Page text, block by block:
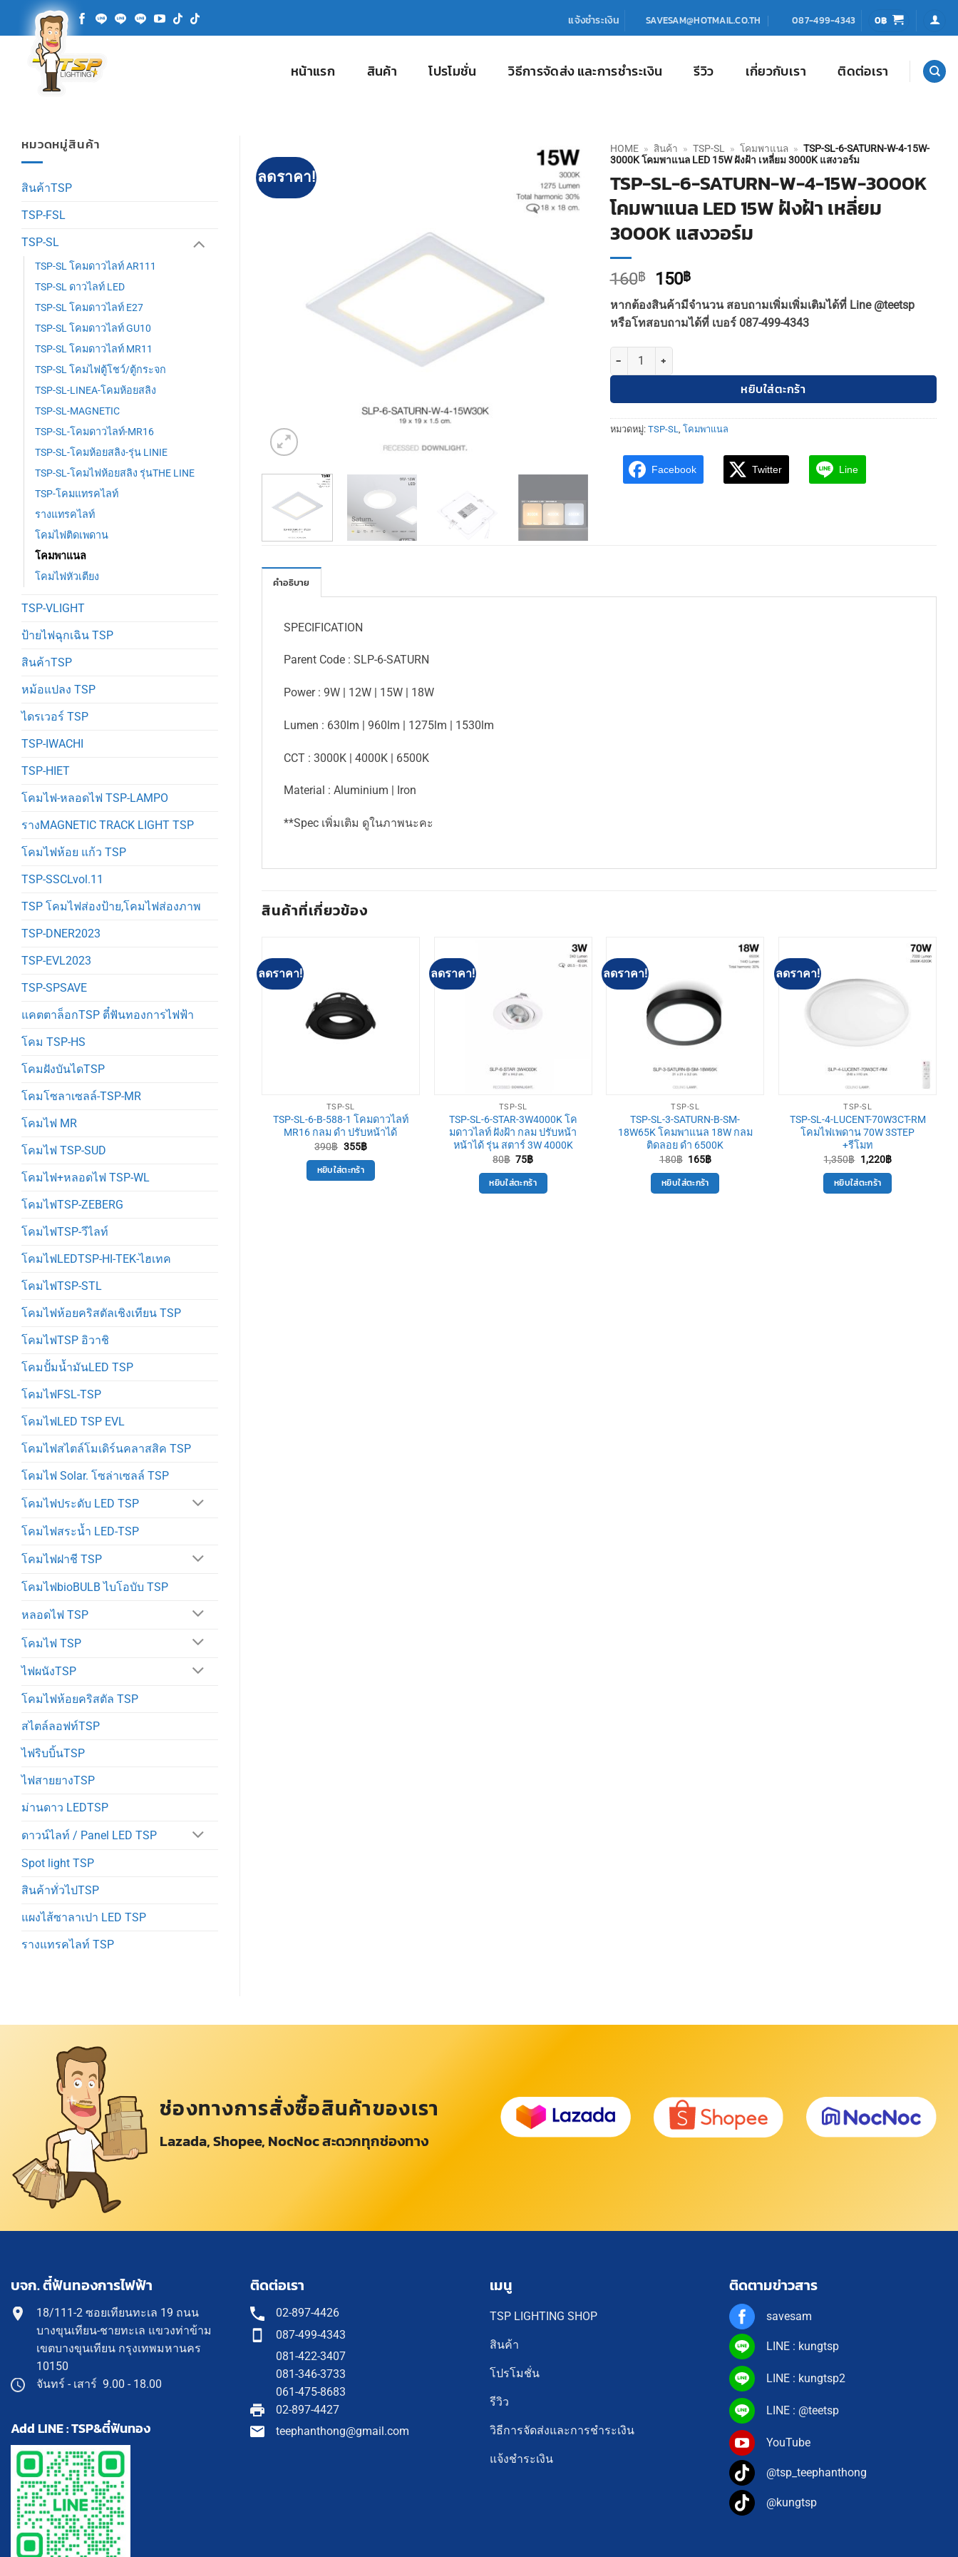
แจ้งชำระเงิน SAVESAM@HOTMAIL.CO.TH 087-499-4343 0฿
หน้าแรก สินค้า โปรโมชั่น วิธีการจัดส่ง และการชำระเงิน รีวิว เกี่ยวกับเรา ติดต่อเรา
หมวดหมู่สินค้า
สินค้าTSP
TSP-FSL
TSP-SL
TSP-SL โคมดาวไลท์ AR111
TSP-SL ดาวไลท์ LED
TSP-SL โคมดาวไลท์ E27
TSP-SL โคมดาวไลท์ GU10
TSP-SL โคมดาวไลท์ MR11
TSP-SL โคมไฟตู้โชว์/ตู้กระจก
TSP-SL-LINEA-โคมห้อยสลิง
TSP-SL-MAGNETIC
TSP-SL-โคมดาวไลท์-MR16
TSP-SL-โคมห้อยสลิง-รุ่น LINIE
TSP-SL-โคมไฟห้อยสลิง รุ่นTHE LINE
TSP-โคมแทรคไลท์
รางแทรคไลท์
โคมไฟติดเพดาน
โคมพาแนล
โคมไฟหัวเตียง
TSP-VLIGHT
ป้ายไฟฉุกเฉิน TSP
สินค้าTSP
หม้อแปลง TSP
ไดรเวอร์ TSP
TSP-IWACHI
TSP-HIET
โคมไฟ-หลอดไฟ TSP-LAMPO
รางMAGNETIC TRACK LIGHT TSP
โคมไฟห้อย แก้ว TSP
TSP-SSCLvol.11
TSP โคมไฟส่องป้าย,โคมไฟส่องภาพ
TSP-DNER2023
TSP-EVL2023
TSP-SPSAVE
แคตตาล็อกTSP ตี๋ฟันทองการไฟฟ้า
โคม TSP-HS
โคมฝังบันไดTSP
โคมโซลาเซลล์-TSP-MR
โคมไฟ MR
โคมไฟ TSP-SUD
โคมไฟ+หลอดไฟ TSP-WL
โคมไฟTSP-ZEBERG
โคมไฟTSP-วีไลท์
โคมไฟLEDTSP-HI-TEK-ไฮเทค
โคมไฟTSP-STL
โคมไฟห้อยคริสตัลเชิงเทียน TSP
โคมไฟTSP อิวาชิ
โคมปั้มน้ำมันLED TSP
โคมไฟFSL-TSP
โคมไฟLED TSP EVL
โคมไฟสไตล์โมเดิร์นคลาสสิค TSP
โคมไฟ Solar. โซล่าเซลล์ TSP
โคมไฟประดับ LED TSP
โคมไฟสระน้ำ LED-TSP
โคมไฟฝาชี TSP
โคมไฟbioBULB ไบโอบับ TSP
หลอดไฟ TSP
โคมไฟ TSP
ไฟผนังTSP
โคมไฟห้อยคริสตัล TSP
สไตล์ลอฟท์TSP
ไฟริบบิ้นTSP
ไฟสายยางTSP
ม่านดาว LEDTSP
ดาวน์ไลท์ / Panel LED TSP
Spot light TSP
สินค้าทั่วไปTSP
แผงไส้ซาลาเปา LED TSP
รางแทรคไลท์ TSP
ลดราคา!
HOME » สินค้า » TSP-SL » โคมพาแนล » TSP-SL-6-SATURN-W-4-15W-
3000K โคมพาแนล LED 15W ฝังฝ้า เหลี่ยม 3000K แสงวอร์ม
TSP-SL-6-SATURN-W-4-15W-3000K
โคมพาแนล LED 15W ฝังฝ้า เหลี่ยม
3000K แสงวอร์ม
160฿
Original
price
was:
160฿.
150฿Current
price
is:
150฿.
หากต้องสินค้ามีจำนวน สอบถามเพิ่มเพิ่มเติมได้ที่ Line @teetsp
หรือโทสอบถามได้ที่ เบอร์ 087-499-4343
จำนวน TSP-SL-6-SATURN-W-4-15W-3000K โคมพาแนล LED 15W ฝังฝ้า เหลี่ย
หยิบใส่ตะกร้า
หมวดหมู่: TSP-SL โคมพาแนล
Facebook Twitter Line
คำอธิบาย
SPECIFICATION
Parent Code : SLP-6-SATURN
Power : 9W | 12W | 15W | 18W
Lumen : 630lm | 960lm | 1275lm | 1530lm
CCT : 3000K | 4000K | 6500K
Material : Aluminium | Iron
**Spec เพิ่มเติม ดูในภาพนะคะ
สินค้าที่เกี่ยวข้อง
ลดราคา!
TSP-SL
TSP-SL-6-B-588-1 โคมดาวไลท์
MR16 กลม ดำ ปรับหน้าได้
390฿ Original
was:
390฿.
355฿Current
is:
355฿.
หยิบใส่ตะกร้า
ลดราคา!
TSP-SL
TSP-SL-6-STAR-3W4000K โค
มดาวไลท์ ฝังฝ้า กลม ปรับหน้า
หน้าได้ รุ่น สตาร์ 3W 4000K
80฿ Original
was:
80฿.
75฿Current
is:
75฿.
หยิบใส่ตะกร้า
ลดราคา!
TSP-SL
TSP-SL-3-SATURN-B-SM-
18W65K โคมพาแนล 18W กลม
ติดลอย ดำ 6500K
180฿ Original
was:
180฿.
165฿Current
is:
165฿.
หยิบใส่ตะกร้า
ลดราคา!
TSP-SL
TSP-SL-4-LUCENT-70W3CT-RM
โคมไฟเพดาน 70W 3STEP
+รีโมท
1,350฿ Original
was:
1,350฿.
1,220฿Current
is:
1,220฿.
หยิบใส่ตะกร้า
โคมดาวไลท์ ฝัง
฿.
฿Current
price
300฿.
หยิบใส่ตะกร้า
ช่องทางการสั่งซื้อสินค้าของเรา
Lazada, Shopee, NocNoc สะดวกทุกช่องทาง
บจก. ตี๋ฟันทองการไฟฟ้า
18/111-2 ซอยเทียนทะเล 19 ถนน
บางขุนเทียน-ชายทะเล แขวงท่าข้าม
เขตบางขุนเทียน กรุงเทพมหานคร
10150
จันทร์ - เสาร์ 9.00 - 18.00
Add LINE : TSP&ตี๋ฟันทอง
ติดต่อเรา
02-897-4426
087-499-4343
081-422-3407
081-346-3733
061-475-8683
02-897-4427
teephanthong@gmail.com
เมนู
TSP LIGHTING SHOP
สินค้า
โปรโมชั่น
รีวิว
วิธีการจัดส่งและการชำระเงิน
แจ้งชำระเงิน
ติดตามข่าวสาร
savesam
LINE : kungtsp
LINE : kungtsp2
LINE : @teetsp
YouTube
@tsp_teephanthong
@kungtsp